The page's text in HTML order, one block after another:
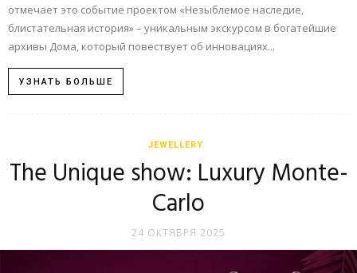
отмечает это событие проектом «Незыблемое наследие,
блистательная история» – уникальным экскурсом в богатейшие
архивы Дома, который повествует об инновациях...
УЗНАТЬ БОЛЬШЕ
JEWELLERY
The Unique show: Luxury Monte-
Carlo
24 ОКТЯБРЯ 2025